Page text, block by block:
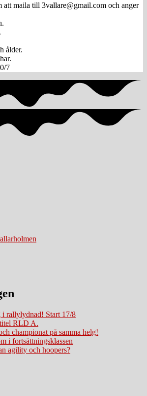
att maila till 3vallare@gmail.com och anger
ålder.
7
i rallylydnad! Start 17/8
RLD A.
championat på samma helg!
i fortsättningsklassen
agility och hoopers?